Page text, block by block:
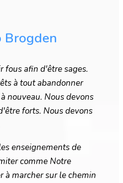
Brogden
fous afin d'être sages.
à tout abandonner
nouveau. Nous devons
forts. Nous devons
enseignements de
comme Notre
à marcher sur le chemin